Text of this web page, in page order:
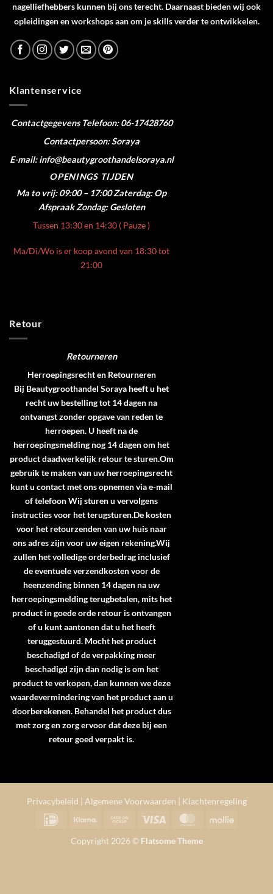
nagelliefhebbers kunnen bij ons terecht. Daarnaast bieden wij ook
opleidingen en workshops aan om je skills verder te ontwikkelen.
Klantenservice
ContactgegevensTelefoon: 06-17428760
Contactpersoon: Soraya
E-mail: info@beautygroothandelsoraya.nl
OPENINGS TIJDEN
Ma to vrij: 09:00 – 17:00 Zaterdag: Op
Afspraak Zondag: Gesloten
Tussen 13:30 en 14:30 ( Pauze )
Ma/Di/Wo is er koop avond van 18:30 tot
21:00
Retour
Retourneren
Herroepingsrecht en Retourneren
Bij Beautygroothandel Soraya heeft u het
recht uw bestelling tot 14 dagen na
ontvangst zonder opgave van reden te
herroepen. U heeft na de
herroepingsmelding nog 14 dagen om het
product daadwerkelijk retour te sturen.Om
gebruik te maken van uw herroepingsrecht
kunt u contact met ons opnemen via e-mail
of telefoon Wij sturen u vervolgens
instructies voor het terugsturen.De kosten
voor het retourzenden van uw huis naar
ons adres zijn voor uw eigen rekening.Wij
zullen het volledige orderbedrag inclusief
de eventuele verzendkosten voor de
heenzending binnen 14 dagen na uw
herroepingsmelding terugbetalen, mits het
product in goede orde retour is ontvangen
of u kunt aantonen dat u het heeft
teruggestuurd. Mocht het product
beschadigd of de verpakking meer
beschadigd zijn dan nodig is om het
product te verkopen, dan kunnen we deze
waardevermindering van het product aan u
doorberekenen. Behandel het product dus
met zorg en zorg ervoor dat deze bij een
retour goed verpakt is.
Privacybeleid | Algemene Voorwaarden | Klachtenregeling
IDeal
Klarna
Cash
Pickup
Visa MasterCardMollie
Copyright 2026 © Flatsome Theme